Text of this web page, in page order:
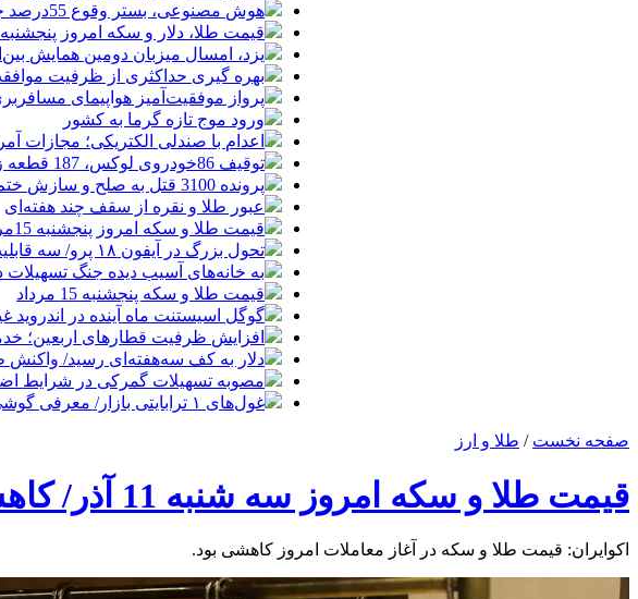
هوش مصنوعی، بستر وقوع 55درصد جرایم سایبری آفریقاست
قیمت طلا، دلار و سکه امروز پنجشنبه 15مرداد/ افزایش قیمت ها + جدول
یزد، امسال میزبان دومین همایش
بهره گیری حداکثری از ظرفیت
پرواز موفقیت‌آمیز هواپیمای
ورود موج تازه گرما به کشور
اعدام با صندلی الکتریکی؛ مجازات
توقیف 86خودروی لوکس، 187 قطعه زمین و 86 آپارتمان تراستی‌ها
پرونده 3100 قتل به صلح و سازش ختم شد
عبور طلا و نقره از سقف چند هفته‌ای
قیمت طلا و سکه امروز پنجشنبه 15مرداد 1405/ افزایش همه قیمت ها + جدول
تحول بزرگ در آیفون ۱۸ پرو/ سه قابلیت رویایی که بالاخره به حقیقت می‌پیوندند
به خانه‌های آسیب دیده جنگ تسهیلات
قیمت طلا و سکه پنجشنبه 15 مرداد
گوگل اسیستنت ماه آینده در
افزایش ظرفیت قطارهای اربعین؛
دلار به کف سه‌هفته‌ای رسید/ واکنش
مصوبه تسهیلات گمرکی در شرایط
غول‌های ۱ ترابایتی بازار/ معرفی گوشی‌هایی با بالاترین ظرفیت حافظه داخلی در سال ۲۰۲۶
صفحه نخست / طلا و ارز
قیمت طلا و سکه امروز سه شنبه 11 آذر/ کاهش قیمت ها آغاز شد + جدول
اکوایران: قیمت طلا و سکه در آغاز معاملات امروز کاهشی بود.